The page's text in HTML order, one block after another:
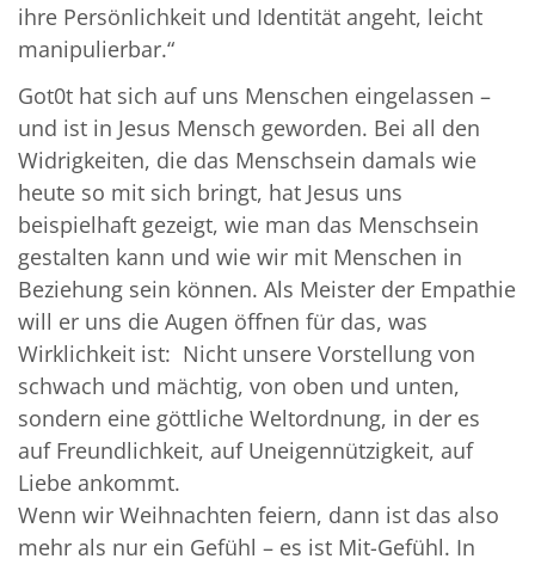
ihre Persönlichkeit und Identität angeht, leicht
manipulierbar.“
Got0t hat sich auf uns Menschen eingelassen –
und ist in Jesus Mensch geworden. Bei all den
Widrigkeiten, die das Menschsein damals wie
heute so mit sich bringt, hat Jesus uns
beispielhaft gezeigt, wie man das Menschsein
gestalten kann und wie wir mit Menschen in
Beziehung sein können. Als Meister der Empathie
will er uns die Augen öffnen für das, was
Wirklichkeit ist: Nicht unsere Vorstellung von
schwach und mächtig, von oben und unten,
sondern eine göttliche Weltordnung, in der es
auf Freundlichkeit, auf Uneigennützigkeit, auf
Liebe ankommt.
Wenn wir Weihnachten feiern, dann ist das also
mehr als nur ein Gefühl – es ist Mit-Gefühl. In